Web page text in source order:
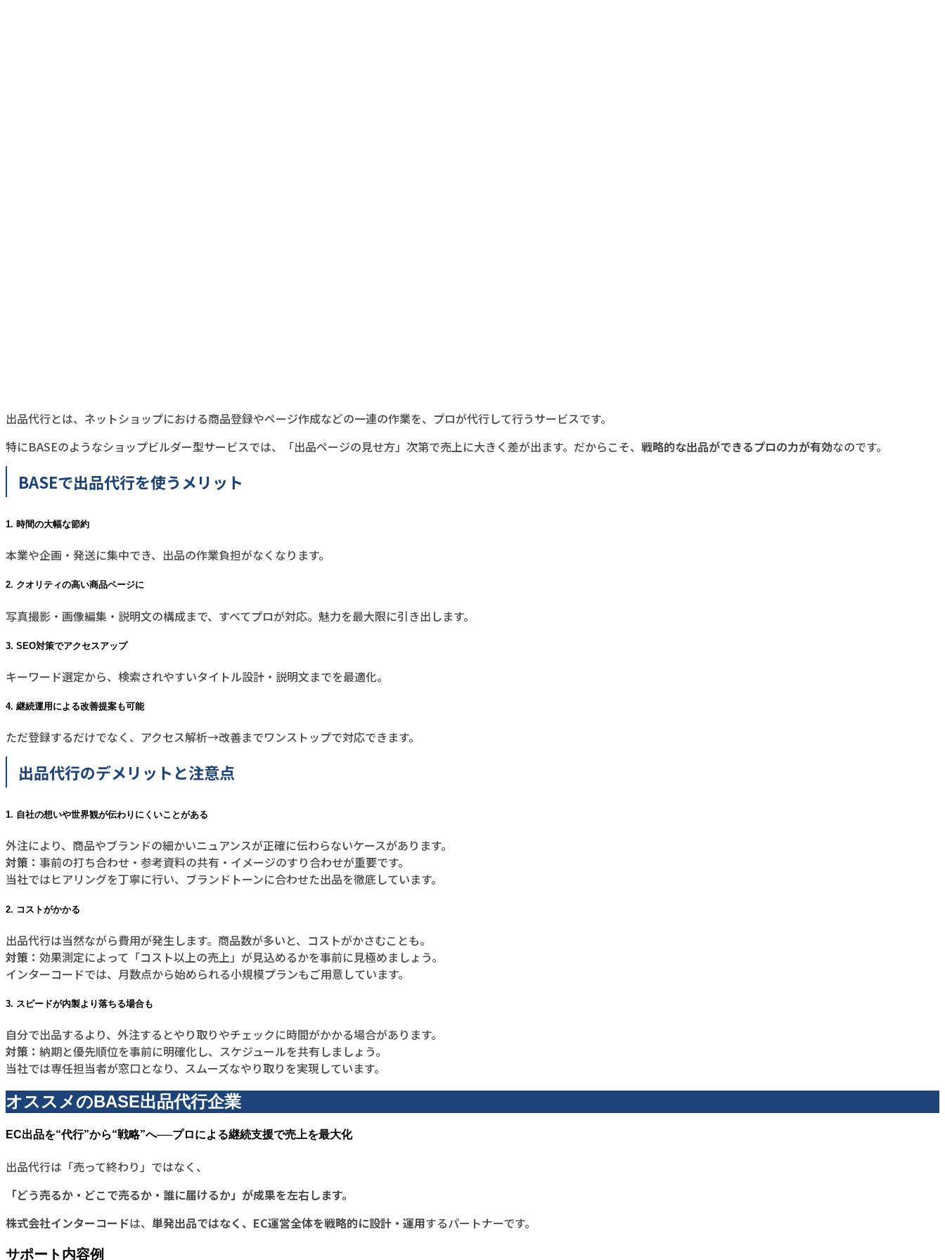
出品代行とは、ネットショップにおける商品登録やページ作成などの一連の作業を、プロが代行して行うサービスです。
特にBASEのようなショップビルダー型サービスでは、「出品ページの見せ方」次第で売上に大きく差が出ます。だからこそ、 戦略的な出品ができるプロの力が有効なのです。
BASEで出品代行を使うメリット
1. 時間の大幅な節約
本業や企画・発送に集中でき、出品の作業負担がなくなります。
2. クオリティの高い商品ページに
写真撮影・画像編集・説明文の構成まで、すべてプロが対応。魅力を最大限に引き出します。
3. SEO対策でアクセスアップ
キーワード選定から、検索されやすいタイトル設計・説明文までを最適化。
4. 継続運用による改善提案も可能
ただ登録するだけでなく、アクセス解析→改善までワンストップで対応できます。
出品代行のデメリットと注意点
1. 自社の想いや世界観が伝わりにくいことがある
外注により、商品やブランドの細かいニュアンスが正確に伝わらないケースがあります。
対策： 事前の打ち合わせ・参考資料の共有・イメージのすり合わせが重要です。
当社ではヒアリングを丁寧に行い、ブランドトーンに合わせた出品を徹底しています。
2. コストがかかる
出品代行は当然ながら費用が発生します。商品数が多いと、コストがかさむことも。
対策： 効果測定によって「コスト以上の売上」が見込めるかを事前に見極めましょう。
インターコードでは、月数点から始められる小規模プランもご用意しています。
3. スピードが内製より落ちる場合も
自分で出品するより、外注するとやり取りやチェックに時間がかかる場合があります。
対策： 納期と優先順位を事前に明確化し、スケジュールを共有しましょう。
当社では専任担当者が窓口となり、スムーズなやり取りを実現しています。
オススメのBASE出品代行企業
EC出品を“代行”から“戦略”へ──プロによる継続支援で売上を最大化
出品代行は「売って終わり」ではなく、
「どう売るか・どこで売るか・誰に届けるか」が成果を左右します。
株式会社インターコードは、 単発出品ではなく、EC運営全体を戦略的に設計・運用するパートナーです。
サポート内容例